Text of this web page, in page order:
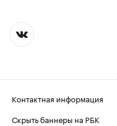
Контактная информация
Скрыть баннеры на РБК